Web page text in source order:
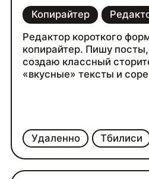
Удаленно Тбилиси
Копирайтер
Редактор короткого
копирайтер. Пишу
создаю классный
«вкусные» тексты и